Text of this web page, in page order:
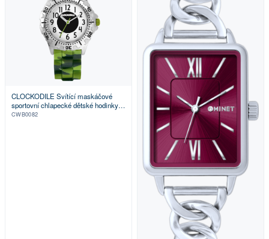
CLOCKODILE Svítící maskáčové
sportovní chlapecké dětské hodinky
SPORT 4.0
CWB0082